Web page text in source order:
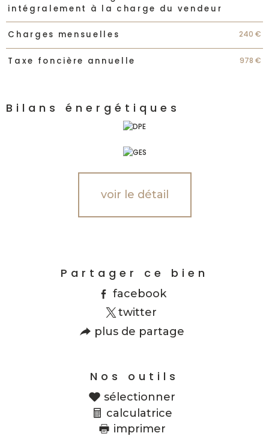
intégralement à la charge du vendeur
Charges mensuelles 240 €
Taxe foncière annuelle 978 €
Bilans énergétiques
voir le détail
Partager ce bien
facebook
twitter
plus de partage
Nos outils
sélectionner
calculatrice
imprimer